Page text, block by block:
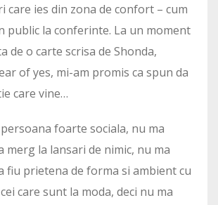
care ies din zona de confort – cum
public la conferinte. La un moment
de o carte scrisa de Shonda,
of yes, mi-am promis ca spun da
care vine…
foarte sociala, nu ma
merg la lansari de nimic, nu ma
fiu prietena de forma si ambient cu
care sunt la moda, deci nu ma